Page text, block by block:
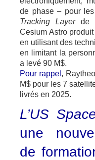
de phase – pour
Tracking Layer de
Cesium Astro
en utilisant des
en limitant la
a levé 90 M$.
Pour rappel ,
M$ pour les 7
livrés en 2025.
L’US
une
de